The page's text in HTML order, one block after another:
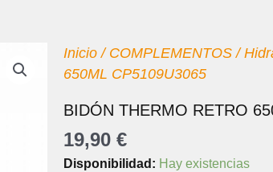
Inicio / COMPLEMENTOS /
650ML CP5109U3065
BIDÓN THERMO RETRO
19,90 €
Disponibilidad: Hay existencias
BIDÓN